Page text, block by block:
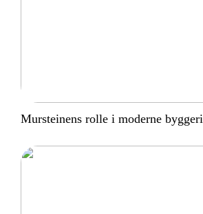
Mursteinens rolle i moderne byggeri